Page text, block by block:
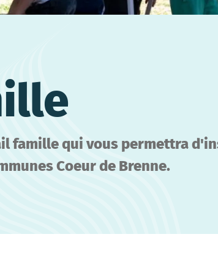
famille qui vous permettra
Coeur de Brenne.